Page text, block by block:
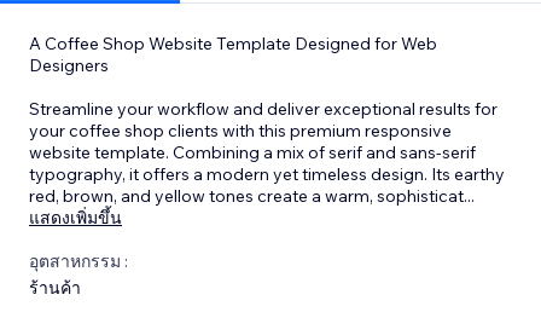
A Coffee Shop Website Template Designed for Web
Designers
Streamline your workflow and deliver exceptional results for
your coffee shop clients with this premium responsive
website template. Combining a mix of serif and sans-serif
typography, it offers a modern yet timeless design. Its earthy
red, brown, and yellow tones create a warm, sophisticat...
แสดงเพิ่มขึ้น
อุตสาหกรรม :
ร้านค้า